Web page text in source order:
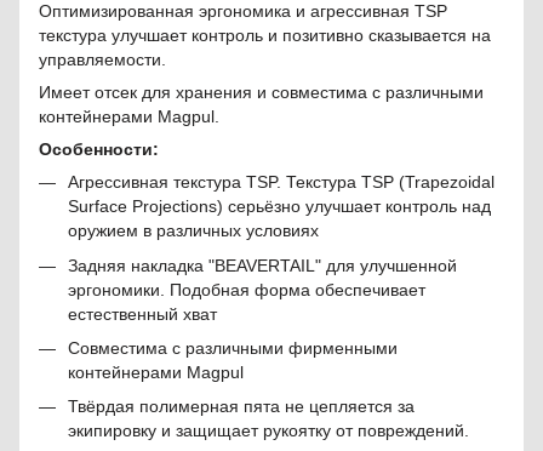
Оптимизированная эргономика и агрессивная TSP
текстура улучшает контроль и позитивно сказывается на
управляемости.
Имеет отсек для хранения и совместима с различными
контейнерами Magpul.
Особенности:
Агрессивная текстура TSP. Текстура TSP (Trapezoidal
Surface Projections) серьёзно улучшает контроль над
оружием в различных условиях
Задняя накладка "BEAVERTAIL" для улучшенной
эргономики. Подобная форма обеспечивает
естественный хват
Совместима с различными фирменными
контейнерами Magpul
Твёрдая полимерная пята не цепляется за
экипировку и защищает рукоятку от повреждений.